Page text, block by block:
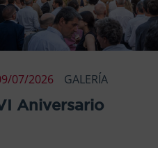
07/2026 GALERÍA
Aniversario